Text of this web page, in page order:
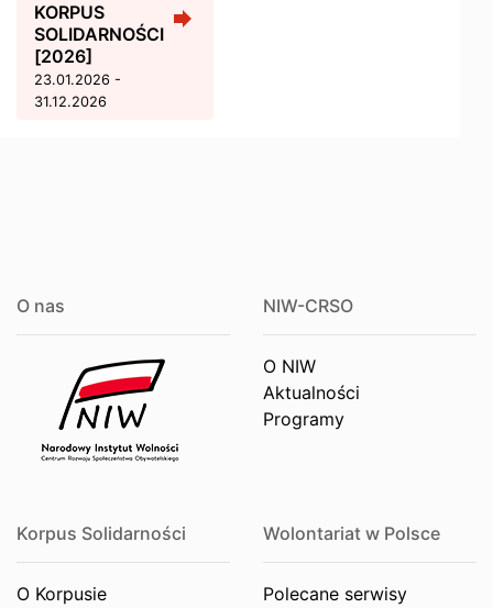
KORPUS
SOLIDARNOŚCI
[2026]
23.01.2026 -
31.12.2026
O nas NIW-CRSO
O NIW
Aktualności
Programy
Korpus Solidarności
O Korpusie
Wolontariat w Polsce
Polecane serwisy